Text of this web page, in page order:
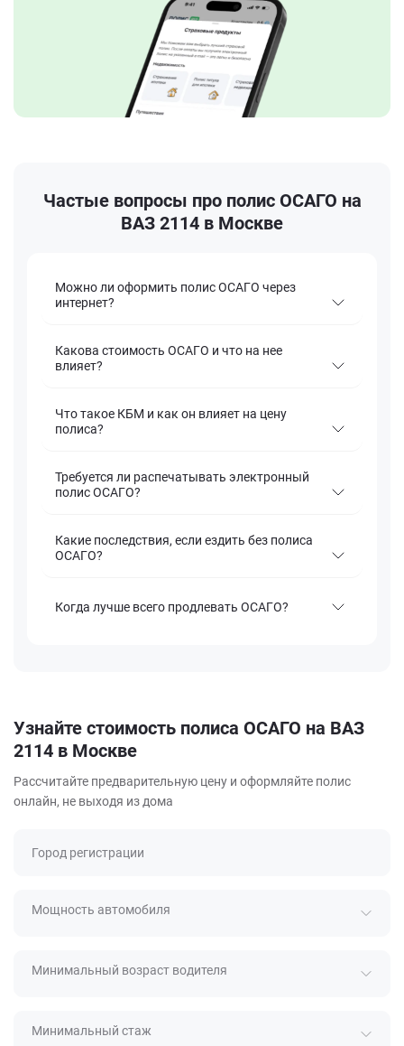
Частые вопросы про полис ОСАГО на
ВАЗ 2114 в Москве
Можно ли оформить полис ОСАГО через
интернет?
Какова стоимость ОСАГО и что на нее
влияет?
Что такое КБМ и как он влияет на цену
полиса?
Требуется ли распечатывать электронный
полис ОСАГО?
Какие последствия, если ездить без полиса
ОСАГО?
Когда лучше всего продлевать ОСАГО?
Узнайте стоимость полиса ОСАГО на ВАЗ
2114 в Москве
Рассчитайте предварительную цену и оформляйте полис
онлайн, не выходя из дома
Город регистрации
Мощность автомобиля
Минимальный возраст водителя
Минимальный стаж